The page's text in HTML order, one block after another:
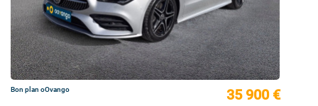
Bon plan oOvango 35 900 €